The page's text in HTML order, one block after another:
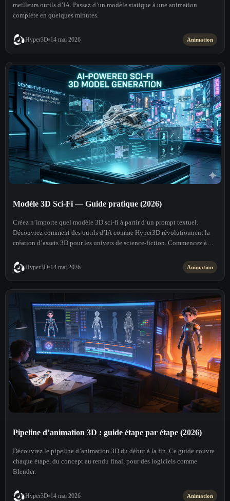
meilleurs outils d’IA. Passez d’un modèle statique à une animation
complète en quelques minutes.
Hyper3D 14 mai 2026 Animation
Modèle 3D Sci-Fi — Guide pratique (2026)
Créez n’importe quel modèle 3D sci-fi à partir d’un prompt textuel.
Découvrez comment des outils d’IA comme Hyper3D révolutionnent la
création d’assets 3D pour les univers de science-fiction. Commencez à
Hyper3D 14 mai 2026 Animation
Pipeline d’animation 3D : guide étape par étape (2026)
Découvrez le pipeline d’animation 3D du début à la fin. Ce guide couvre
chaque étape, du concept au rendu final, pour des logiciels comme
Blender.
Hyper3D 14 mai 2026 Animation